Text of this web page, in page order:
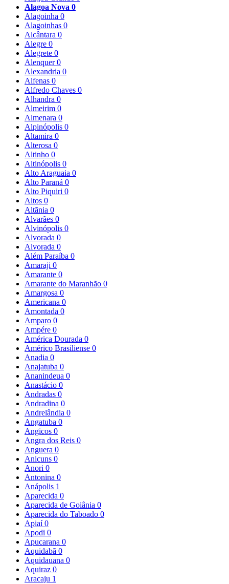
Alagoa Nova 0
Alagoinha 0
Alagoinhas 0
Alcântara 0
Alegre 0
Alegrete 0
Alenquer0
Alexandria 0
Alfenas 0
Alfredo Chaves 0
Alhandra 0
Almeirim 0
Almenara 0
Alpinópolis 0
Altamira 0
Alterosa 0
Altinho 0
Altinópolis 0
Alto Araguaia 0
Alto Paraná 0
Alto Piquiri 0
Altos 0
Altãnia 0
Alvarães 0
Alvinópolis 0
Alvorada 0
Alvorada 0
Além Paraíba 0
Amaraji 0
Amarante 0
Amarante do Maranhão 0
Amargosa 0
Americana 0
Amontada 0
Amparo 0
Ampére 0
América Dourada 0
Américo Brasiliense 0
Anadia 0
Anajatuba 0
Ananindeua 0
Anastácio 0
Andradas 0
Andradina 0
Andrelândia 0
Angatuba 0
Angicos 0
Angra dos Reis 0
Anguera 0
Anicuns 0
Anori 0
Antonina 0
Anápolis 1
Aparecida 0
Aparecida de Goiânia 0
Aparecida do Taboado 0
Apiaí0
Apodi 0
Apucarana 0
Aquidabã 0
Aquidauana 0
Aquiraz 0
Aracaju 1